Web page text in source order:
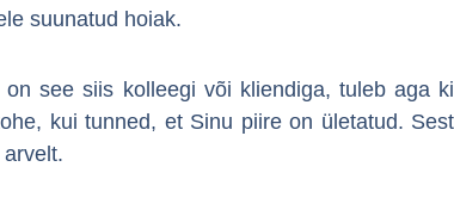
suunatud hoiak.
on see siis kolleegi või kliendiga, tuleb aga
kui tunned, et Sinu piire on ületatud.